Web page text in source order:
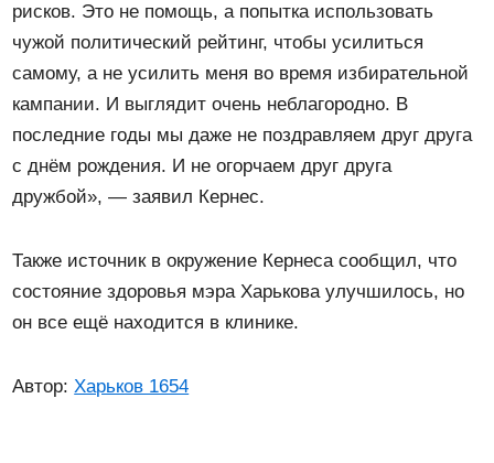
рисков. Это не помощь, а попытка использовать
чужой политический рейтинг, чтобы усилиться
самому, а не усилить меня во время избирательной
кампании. И выглядит очень неблагородно. В
последние годы мы даже не поздравляем друг друга
с днём рождения. И не огорчаем друг друга
дружбой», — заявил Кернес.
Также источник в окружение Кернеса сообщил, что
состояние здоровья мэра Харькова улучшилось, но
он все ещё находится в клинике.
Автор:Харьков 1654